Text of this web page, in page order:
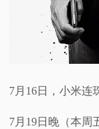
7月16日，小米连
7月19日晚（本周